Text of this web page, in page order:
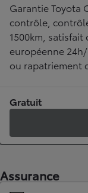
Garantie Toyota
contrôle,
1500km,
européenne
ou rapatriement
Gratuit
Assurance